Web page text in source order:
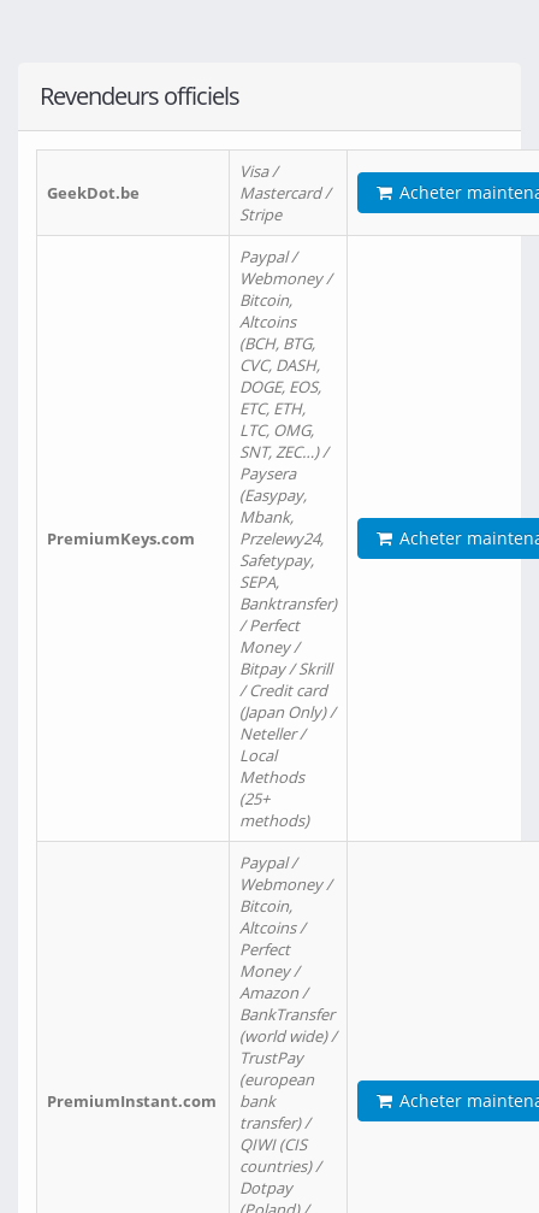
Revendeurs officiels
GeekDot.be
Visa /
Mastercard /
Stripe
Acheter
PremiumKeys.com
Paypal /
Webmoney /
Bitcoin,
Altcoins
(BCH, BTG,
CVC, DASH,
DOGE, EOS,
ETC, ETH,
LTC, OMG,
SNT, ZEC…) /
Paysera
(Easypay,
Mbank,
Przelewy24,
Safetypay,
SEPA,
Banktransfer)
/ Perfect
Money /
Bitpay / Skrill
/ Credit card
(Japan Only) /
Neteller /
Local
Methods
(25+
methods)
Acheter
PremiumInstant.com
Paypal /
Webmoney /
Bitcoin,
Altcoins /
Perfect
Money /
Amazon /
BankTransfer
(world wide) /
TrustPay
(european
bank
transfer) /
QIWI (CIS
countries) /
Dotpay
Acheter